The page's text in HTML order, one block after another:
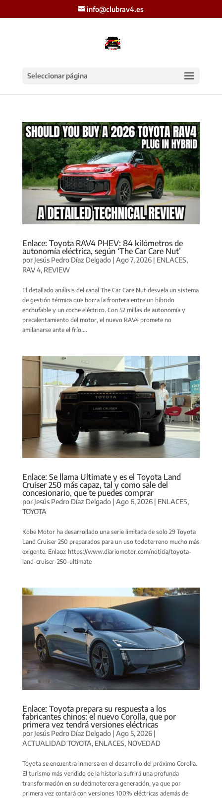
info@clubrav4.es
Seleccionar página
Enlace: Toyota RAV4 PHEV: 84 kilómetros de
autonomía eléctrica, según ‘The Car Care Nut’
por Jesús Pedro Díaz Delgado| Ago 7, 2026| ENLACES,
RAV 4, REVIEW
El detallado análisis del canal The Car Care Nut desvela un sistema
de gestión térmica que borra la frontera entre un híbrido
enchufable y un coche eléctrico. Con 52 millas de autonomía y
precalentamiento del motor, el nuevo RAV4 promete no
amilanarse ante el frío....
Enlace: Se llama Ultimate y es el Toyota Land
Cruiser 250 más capaz, tal y como sale del
concesionario, que te puedes comprar
por Jesús Pedro Díaz Delgado| Ago 6, 2026| ENLACES,
TOYOTA
Kobe Motor ha desarrollado una serie limitada de solo 29 Toyota
Land Cruiser 250 preparados para un uso todoterreno mucho más
exigente. Enlace: https://www.diariomotor.com/noticia/toyota-
land-cruiser-250-ultimate
Enlace: Toyota prepara su respuesta a los
fabricantes chinos: el nuevo Corolla, que por
primera vez tendrá versiones eléctricas
por Jesús Pedro Díaz Delgado| Ago 5, 2026|
ACTUALIDAD TOYOTA, ENLACES, NOVEDAD
Toyota se encuentra inmersa en el desarrollo del próximo Corolla.
El turismo más vendido de la historia sufrirá una profunda
transformación en su decimotercera generación, ya que por
primera vez contará con versiones 100% eléctricas además de